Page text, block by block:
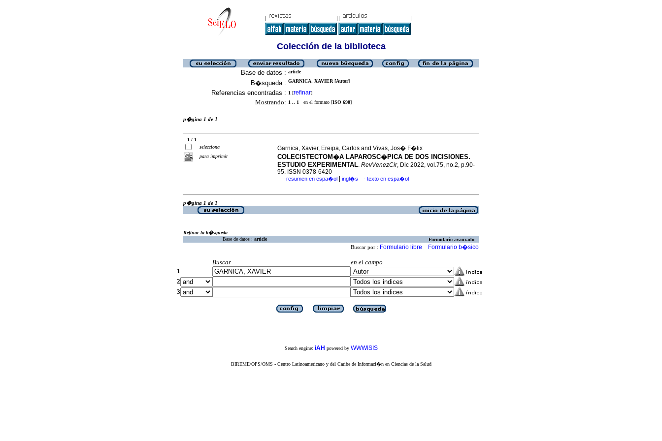
Colección de la biblioteca
Base de datos : article
B�squeda : GARNICA, XAVIER [Autor]
Referencias encontradas : 1 [refinar]
Mostrando: 1 .. 1 en el formato [ISO 690]
p�gina 1 de 1
1 / 1
selecciona
para imprimir
Garnica, Xavier, Ereipa, Carlos and Vivas, Jos� F�lix
COLECISTECTOM�A LAPAROSC�PICA DE DOS INCISIONES.
ESTUDIO EXPERIMENTAL. RevVenezCir, Dic 2022, vol.75, no.2, p.90-
95. ISSN 0378-6420
· resumen en espa�ol ingl�s · texto en espa�ol
p�gina 1 de 1
Refinar la b�squeda
Base de datos : article Formulario avanzado
Buscar por : Formulario libre Formulario b�sico
Buscar
en el campo
1
2
3
Search engine: iAH powered by WWWISIS
BIREME/OPS/OMS - Centro Latinoamericano y del Caribe de Informaci�n en Ciencias de la Salud